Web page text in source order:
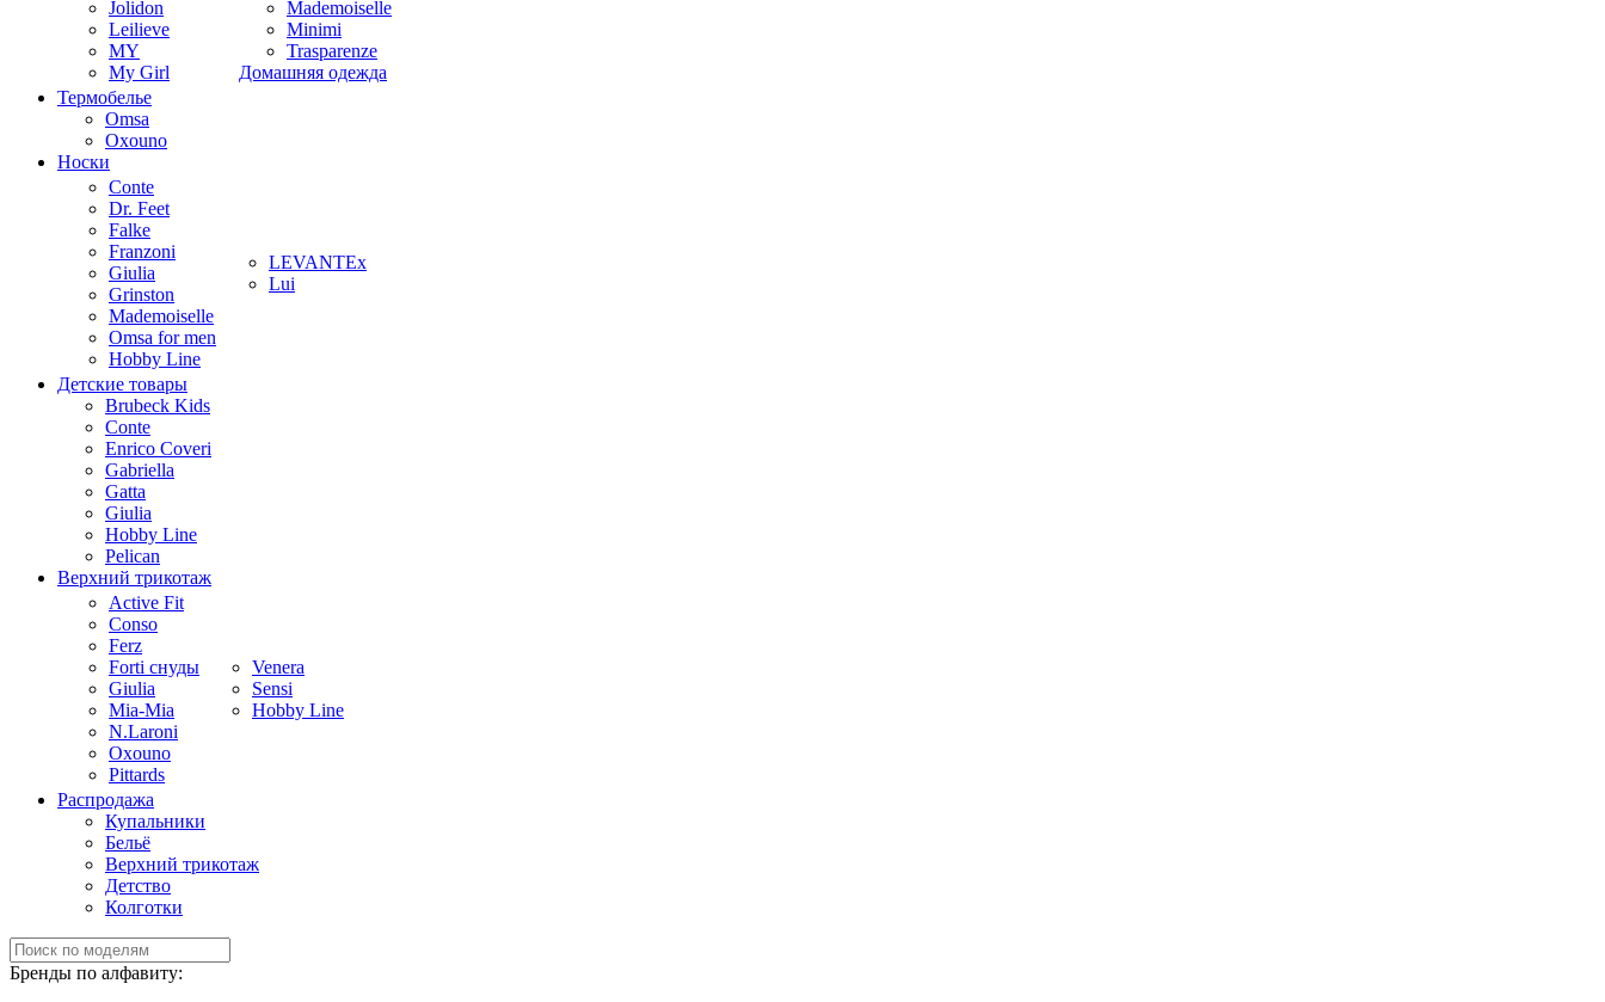
Jolidon
Leilieve
MY
My Girl
Mademoiselle
Minimi
Trasparenze
Домашняя одежда
Термобелье
Omsa
Oxouno
Носки
Conte
Dr. Feet
Falke
Franzoni
Giulia
Grinston
Mademoiselle
Omsa for men
Hobby Line
LEVANTEx
Lui
Детские товары
Brubeck Kids
Conte
Enrico Coveri
Gabriella
Gatta
Giulia
Hobby Line
Pelican
Верхний трикотаж
Active Fit
Conso
Ferz
Forti снуды
Giulia
Mia-Mia
N.Laroni
Oxouno
Pittards
Venera
Sensi
Hobby Line
Распродажа
Купальники
Бельё
Верхний трикотаж
Детство
Колготки
Бренды по алфавиту: